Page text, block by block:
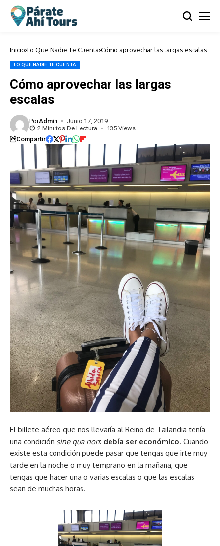
Inicio Lo Que Nadie Te Cuenta Cómo aprovechar las largas escalas
LO QUE NADIE TE CUENTA
Cómo aprovechar las largas
escalas
PorAdmin
Junio 17, 2019
2 Minutos De Lectura
135 Views
Compartir
El billete aéreo que nos llevaría al Reino de Tailandia tenía
una condición sine qua non: debía ser económico. Cuando
existe esta condición puede pasar que tengas que irte muy
tarde en la noche o muy temprano en la mañana, que
tengas que hacer una o varias escalas o que las escalas
sean de muchas horas.